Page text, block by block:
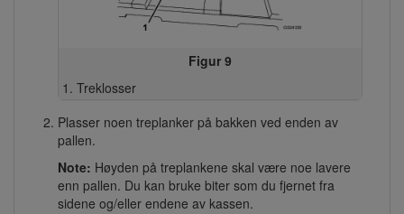
Figur 9
Treklosser
Plasser noen treplanker på bakken ved enden av
pallen.
Note: Høyden på treplankene skal være noe lavere
enn pallen. Du kan bruke biter som du fjernet fra
sidene og/eller endene av kassen.